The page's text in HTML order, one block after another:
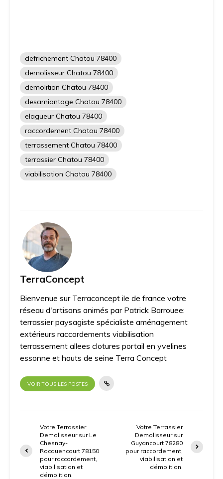
defrichement Chatou 78400
demolisseur Chatou 78400
demolition Chatou 78400
desamiantage Chatou 78400
elagueur Chatou 78400
raccordement Chatou 78400
terrassement Chatou 78400
terrassier Chatou 78400
viabilisation Chatou 78400
TerraConcept
Bienvenue sur Terraconcept ile de france votre
réseau d'artisans animés par Patrick Barrouee:
terrassier paysagiste spécialiste aménagement
extérieurs raccordements viabilisation
terrassement allees clotures portail en yvelines
essonne et hauts de seine Terra Concept
VOIR TOUS LES POSTES
Votre Terrassier
Demolisseur sur Le
Chesnay-
Rocquencourt 78150
pour raccordement,
viabilisation et
démolition.
Votre Terrassier
Demolisseur sur
Guyancourt 78280
pour raccordement,
viabilisation et
démolition.